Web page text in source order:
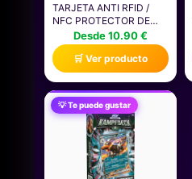
TARJETA ANTI RFID /
NFC PROTECTOR DE
TARJETAS DE CRÉDITO
SIN CONTACTO, 1 ES
SUFICIENTE, DI ADIÓS A
LAS FUNDIAS, LA
BILLETERA QUEDA
COMPLETAMENTE
PROTEGIDA, TARJETA
DE DEBITO,
PROTECCIÓN
PASAPORTE
Desde 10.90 €
🛒 Ver producto
💡 Te puede gustar